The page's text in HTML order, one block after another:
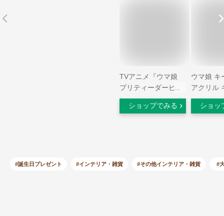
TVアニメ『ウマ娘
プリティーダービー
Season 2』トレーデ
ィングインスタント
ショップでみる
ウマ娘 キ
アクリル
ン 携帯ス
人気 軽
ラッキー
ショッ
#誕生日プレゼント #インテリア・雑貨 #その他インテリア・雑貨 #